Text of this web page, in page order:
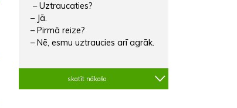
– Uztraucaties?
– Jā.
– Pirmā reize?
– Nē, esmu uztraucies arī agrāk.
skatīt nākošo